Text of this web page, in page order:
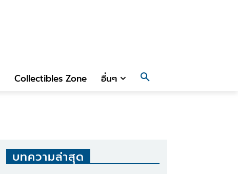
Collectibles Zone อื่นๆ
บทความล่าสุด